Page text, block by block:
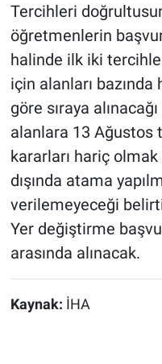
Tercihleri
öğretmenlerin
halinde ilk iki
için alanları
göre sıraya
alanlara 13 Ağustos
kararları hariç
dışında atama
verilemeyeceği
Yer değiştirme
arasında alınacak.
Kaynak: İHA